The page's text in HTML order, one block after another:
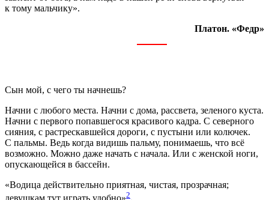
к тому мальчику».
Платон. «Федр»
Сын мой, с чего ты начнешь?
Начни с любого места. Начни с дома, рассвета, зеленого куста.
Начни с первого попавшегося красивого кадра. С северного
сияния, с растрескавшейся дороги, с пустыни или колючек.
С пальмы. Ведь когда видишь пальму, понимаешь, что всё
возможно. Можно даже начать с начала. Или с женской ноги,
опускающейся в бассейн.
«Водица действительно приятная, чистая, прозрачная;
2